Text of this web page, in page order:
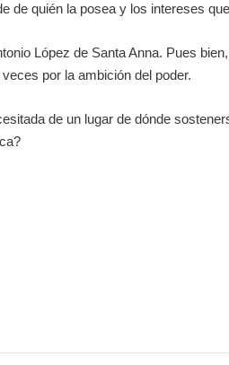
de quién la posea y los intereses
López de Santa Anna. Pues
por la ambición del poder.
de un lugar de dónde